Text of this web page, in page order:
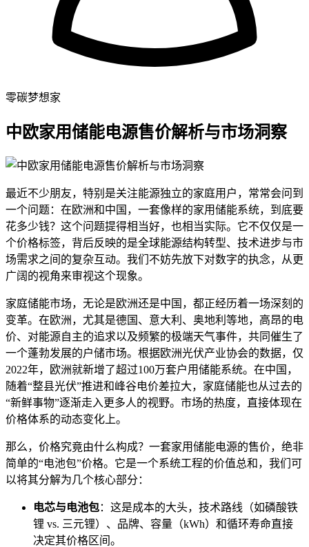
零碳梦想家
中欧家用储能电源售价解析与市场洞察
最近不少朋友，特别是关注能源独立的家庭用户，常常会问到
一个问题：在欧洲和中国，一套像样的家用储能系统，到底要
花多少钱？这个问题提得相当好，也相当实际。它不仅仅是一
个价格标签，背后反映的是全球能源结构转型、技术进步与市
场需求之间的复杂互动。我们不妨先放下对数字的执念，从更
广阔的视角来审视这个现象。
家庭储能市场，无论是欧洲还是中国，都正经历着一场深刻的
变革。在欧洲，尤其是德国、意大利、奥地利等地，高昂的电
价、对能源自主的追求以及频繁的极端天气事件，共同催生了
一个蓬勃发展的户储市场。根据欧洲光伏产业协会的数据，仅
2022年，欧洲就新增了超过100万套户用储能系统。在中国，
随着“整县光伏”推进和峰谷电价差拉大，家庭储能也从过去的
“新鲜事物”逐渐走入更多人的视野。市场的热度，直接体现在
价格体系的动态变化上。
那么，价格究竟由什么构成？一套家用储能电源的售价，绝非
简单的“电池包”价格。它是一个系统工程的价值总和，我们可
以将其分解为几个核心部分：
电芯与电池包：这是成本的大头，技术路线（如磷酸铁
锂 vs. 三元锂）、品牌、容量（kWh）和循环寿命直接
决定其价格区间。